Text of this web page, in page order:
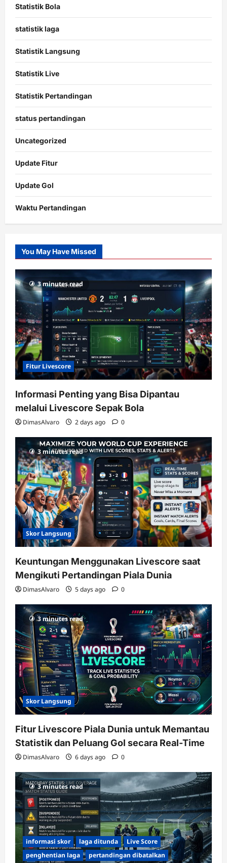
Statistik Bola
statistik laga
Statistik Langsung
Statistik Live
Statistik Pertandingan
status pertandingan
Uncategorized
Update Fitur
Update Gol
Waktu Pertandingan
Slot
Gacor
RTP
terupdate
You May Have Missed
3 minutes read
Fitur Livescore
Informasi Penting yang Bisa Dipantau
melalui Livescore Sepak Bola
DimasAlvaro 2 days ago 0
3 minutes read
Skor Langsung
Keuntungan Menggunakan Livescore saat
Mengikuti Pertandingan Piala Dunia
DimasAlvaro 5 days ago 0
3 minutes read
Skor Langsung
Fitur Livescore Piala Dunia untuk Memantau
Statistik dan Peluang Gol secara Real-Time
DimasAlvaro 6 days ago 0
3 minutes read
informasi skor laga ditunda
Live Score
penghentian laga
pertandingan dibatalkan